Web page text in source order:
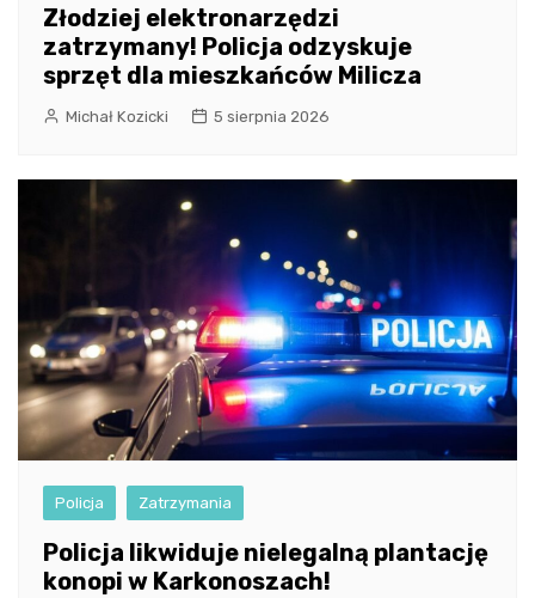
Złodziej elektronarzędzi
zatrzymany! Policja odzyskuje
sprzęt dla mieszkańców Milicza
Michał Kozicki 5 sierpnia 2026
Policja Zatrzymania
Policja likwiduje nielegalną plantację
konopi w Karkonoszach!